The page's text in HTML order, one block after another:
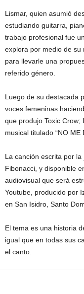
Lismar, quien asumió
estudiando guitarra,
trabajo profesional fue
explora por medio de su
para llevarle una
referido género.
Luego de su destacada
voces femeninas
que produjo Toxic
musical titulado “NO ME
La canción escrita por
Fibonacci, y disponible
audiovisual que será
Youtube, producido por
en San Isidro, Santo
El tema es una historia
igual que en todas sus
el canto.